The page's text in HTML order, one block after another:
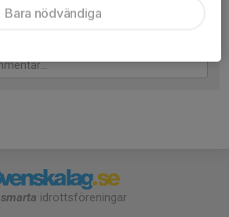
smarta idrottsföreningar
Bara nödvändiga